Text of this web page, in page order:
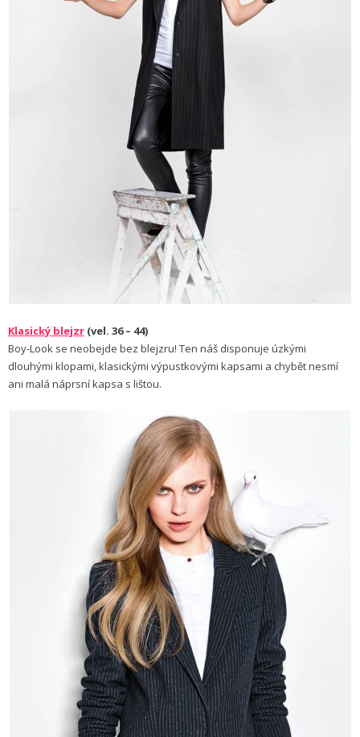
Klasický blejzr (vel. 36 – 44)
Boy-Look se neobejde bez blejzru! Ten náš disponuje úzkými
dlouhými klopami, klasickými výpustkovými kapsami a chybět nesmí
ani malá náprsní kapsa s lištou.